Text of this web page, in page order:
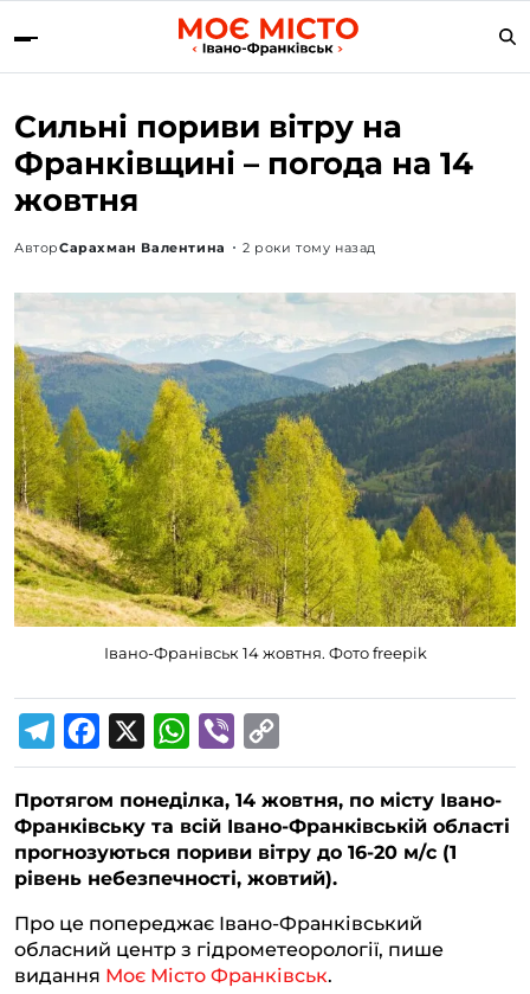
Сильні пориви вітру на
Франківщині – погода на 14
жовтня
АвторСарахман Валентина 2 роки тому назад
Івано-Франівськ 14 жовтня. Фото freepik
e
l
e
g
a
m
a
c
e
b
o
k
W
h
a
t
s
p
p
i
b
e
r
o
p
y
L
n
k
Протягом понеділка, 14 жовтня, по місту Івано-
Франківську та всій Івано-Франківській області
прогнозуються пориви вітру до 16-20 м/с (1
рівень небезпечності, жовтий).
Про це попереджає Івано-Франківський
обласний центр з гідрометеорології, пише
видання Моє Місто Франківськ.